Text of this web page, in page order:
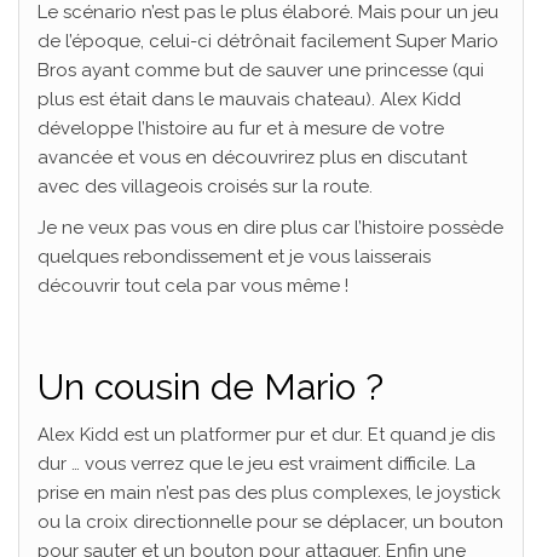
Le scénario n’est pas le plus élaboré. Mais pour un jeu
de l’époque, celui-ci détrônait facilement Super Mario
Bros ayant comme but de sauver une princesse (qui
plus est était dans le mauvais chateau). Alex Kidd
développe l’histoire au fur et à mesure de votre
avancée et vous en découvrirez plus en discutant
avec des villageois croisés sur la route.
Je ne veux pas vous en dire plus car l’histoire possède
quelques rebondissement et je vous laisserais
découvrir tout cela par vous même !
Un cousin de Mario ?
Alex Kidd est un platformer pur et dur. Et quand je dis
dur … vous verrez que le jeu est vraiment difficile. La
prise en main n’est pas des plus complexes, le joystick
ou la croix directionnelle pour se déplacer, un bouton
pour sauter et un bouton pour attaquer. Enfin une